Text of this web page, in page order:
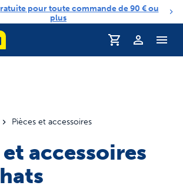
pour toute commande de 90 € ou
plus
Pièces et accessoires
et accessoires